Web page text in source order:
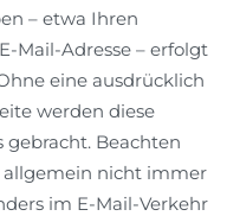
– etwa Ihren
Mail-Adresse – erfolgt
eine ausdrücklich
werden diese
Beachten
allgemein nicht immer
im E-Mail-Verkehr